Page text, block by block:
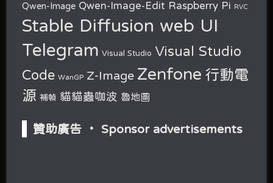
Qwen-Image Qwen-Image-Edit Raspberry Pi RVC
Stable Diffusion web UI
Telegram Visual Studio Visual Studio
Code WanGP Z-Image Zenfone 行動電
源 補幀 貓貓蟲咖波 魯地圖
贊助廣告 ‧ Sponsor advertisements